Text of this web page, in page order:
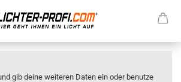
gib deine weiteren Daten ein oder benutze